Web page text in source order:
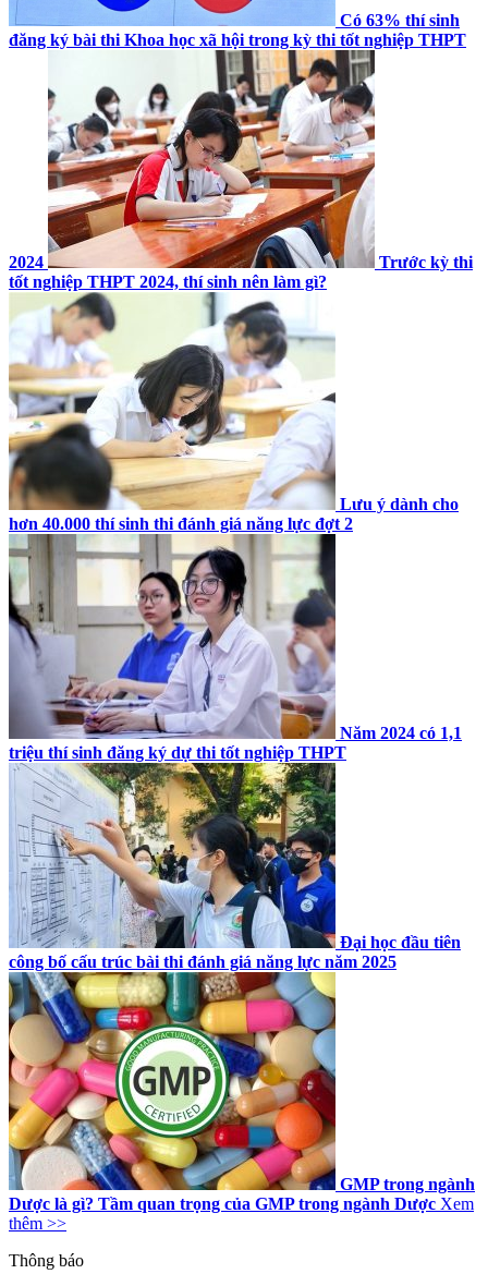
Có 63% thí sinh
đăng ký bài thi Khoa học xã hội trong kỳ thi tốt nghiệp THPT
2024
Trước kỳ thi
tốt nghiệp THPT 2024, thí sinh nên làm gì?
Lưu ý dành cho
hơn 40.000 thí sinh thi đánh giá năng lực đợt 2
Năm 2024 có 1,1
triệu thí sinh đăng ký dự thi tốt nghiệp THPT
Đại học đầu tiên
công bố cấu trúc bài thi đánh giá năng lực năm 2025
GMP trong ngành
Dược là gì? Tầm quan trọng của GMP trong ngành Dược Xem
thêm >>
Thông báo